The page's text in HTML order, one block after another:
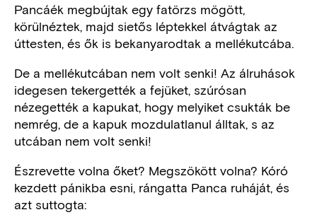
Pancáék megbújtak egy fatörzs mögött,
körülnéztek, majd sietős léptekkel átvágtak az
úttesten, és ők is bekanyarodtak a mellékutcába.
De a mellékutcában nem volt senki! Az álruhások
idegesen tekergették a fejüket, szúrósan
nézegették a kapukat, hogy melyiket csukták be
nemrég, de a kapuk mozdulatlanul álltak, s az
utcában nem volt senki!
Észrevette volna őket? Megszökött volna? Kóró
kezdett pánikba esni, rángatta Panca ruháját, és
azt suttogta: